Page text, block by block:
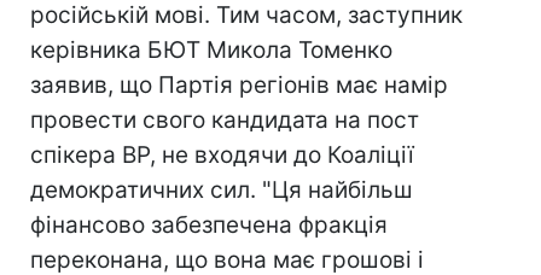
російській мові. Тим часом, заступник
керівника БЮТ Микола Томенко
заявив, що Партія регіонів має намір
провести свого кандидата на пост
спікера ВР, не входячи до Коаліції
демократичних сил. "Ця найбільш
фінансово забезпечена фракція
переконана, що вона має грошові і